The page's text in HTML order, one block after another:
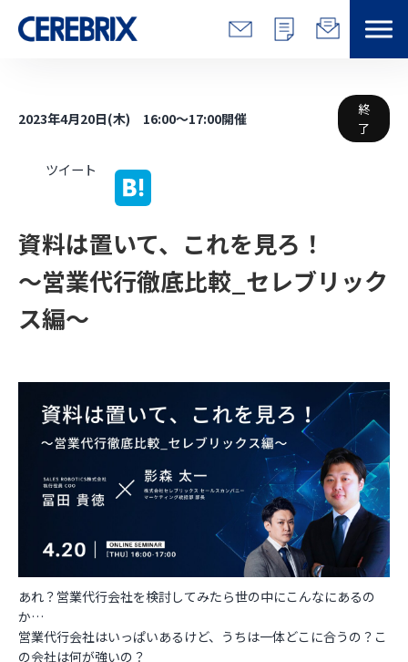
事例
コラム/営総研
お役立ち資料
2023年4月20日(木) 16:00～17:00開催
終
了
ツイート
資料は置いて、これを見ろ！
～営業代行徹底比較_セレブリック
ス編～
あれ？営業代行会社を検討してみたら世の中にこんなにあるの
か…
営業代行会社はいっぱいあるけど、うちは一体どこに合うの？こ
の会社は何が強いの？